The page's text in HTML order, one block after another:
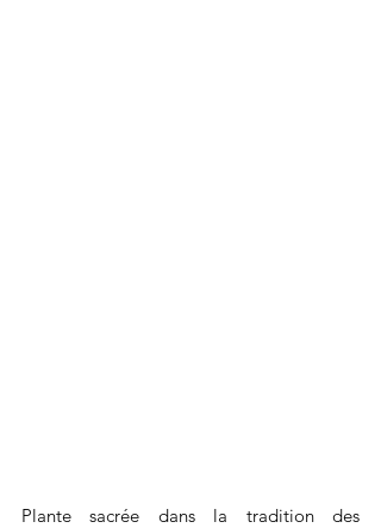
Plante sacrée dans la tradition des